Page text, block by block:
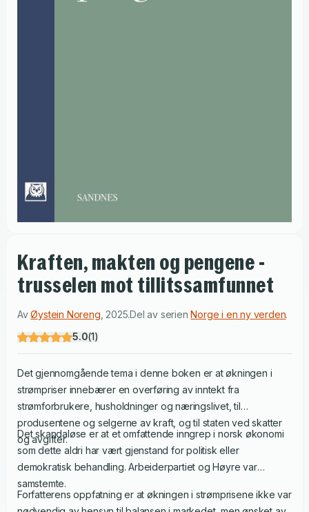
Kraften, makten og pengene -
trusselen mot tillitssamfunnet
AvØystein Noreng 2025.Del av serienNorge i en ny verden.
5.0(1)
Det gjennomgående tema i denne boken er at økningen i
strømpriser innebærer en overføring av inntekt fra
strømforbrukere, husholdninger og næringslivet, til
produsentene og selgerne av kraft, og til staten ved skatter
og avgifter.
Det skandaløse er at et omfattende inngrep i norsk økonomi
som dette aldri har vært gjenstand for politisk eller
demokratisk behandling. Arbeiderpartiet og Høyre var
samstemte.
Forfatterens oppfatning er at økningen i strømprisene ikke var